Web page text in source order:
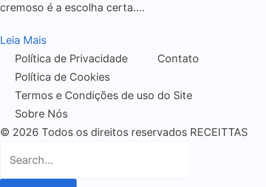
cremoso é a escolha certa.…
Leia Mais
Política de Privacidade
Contato
Política de Cookies
Termos e Condições de uso do Site
Sobre Nós
© 2026 Todos os direitos reservados RECEITTAS